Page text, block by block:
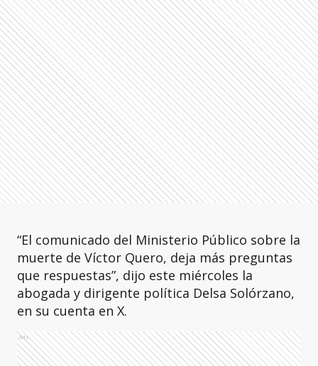
“El comunicado del Ministerio Público sobre la
muerte de Víctor Quero, deja más preguntas
que respuestas”, dijo este miércoles la
abogada y dirigente política Delsa Solórzano,
en su cuenta en X.
Ads